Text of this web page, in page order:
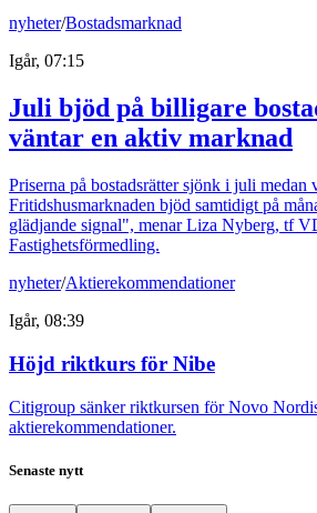
nyheter/Bostadsmarknad
Igår, 07:15
Juli bjöd på billigare
väntar en aktiv marknad
Priserna på bostadsrätter sjönk i juli medan
Fritidshusmarknaden bjöd samtidigt på
glädjande signal", menar Liza Nyberg, tf
Fastighetsförmedling.
nyheter/Aktierekommendationer
Igår, 08:39
Höjd riktkurs för Nibe
Citigroup sänker riktkursen för Novo
aktierekommendationer.
Senaste nytt